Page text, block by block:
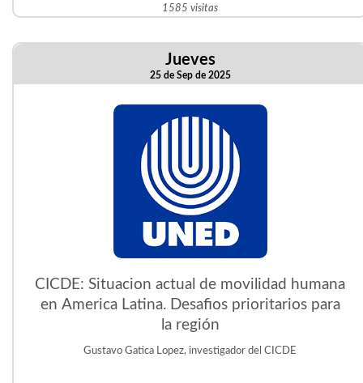
1585 visitas
Jueves
25 de Sep de 2025
CICDE: Situacion actual de movilidad humana
en America Latina. Desafios prioritarios para
la región
Gustavo Gatica Lopez, investigador del CICDE